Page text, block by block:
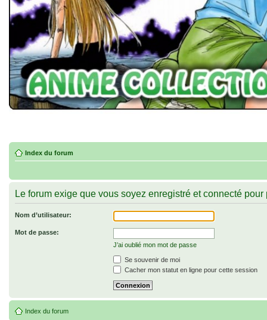
Index du forum
Le forum exige que vous soyez enregistré et connecté
Nom d’utilisateur:
Mot de passe:
J’ai oublié mon mot de passe
Se souvenir de moi
Cacher mon statut en ligne pour cette session
Index du forum